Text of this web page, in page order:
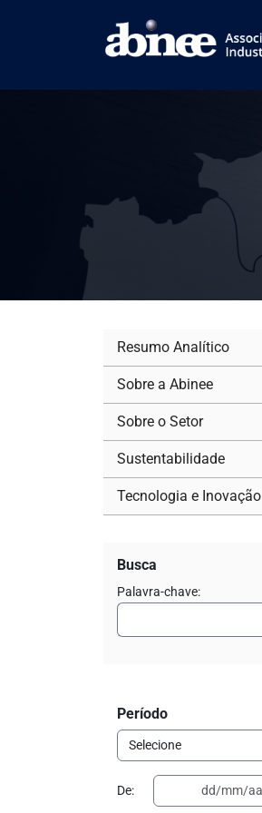
Resumo Analítico
Sobre a Abinee
Sobre o Setor
Sustentabilidade
Tecnologia e Inovação
Busca
Palavra-chave:
Período
De: